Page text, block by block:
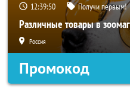
12:39:48 Получи первым!
Различные товары в
Россия
Промокод